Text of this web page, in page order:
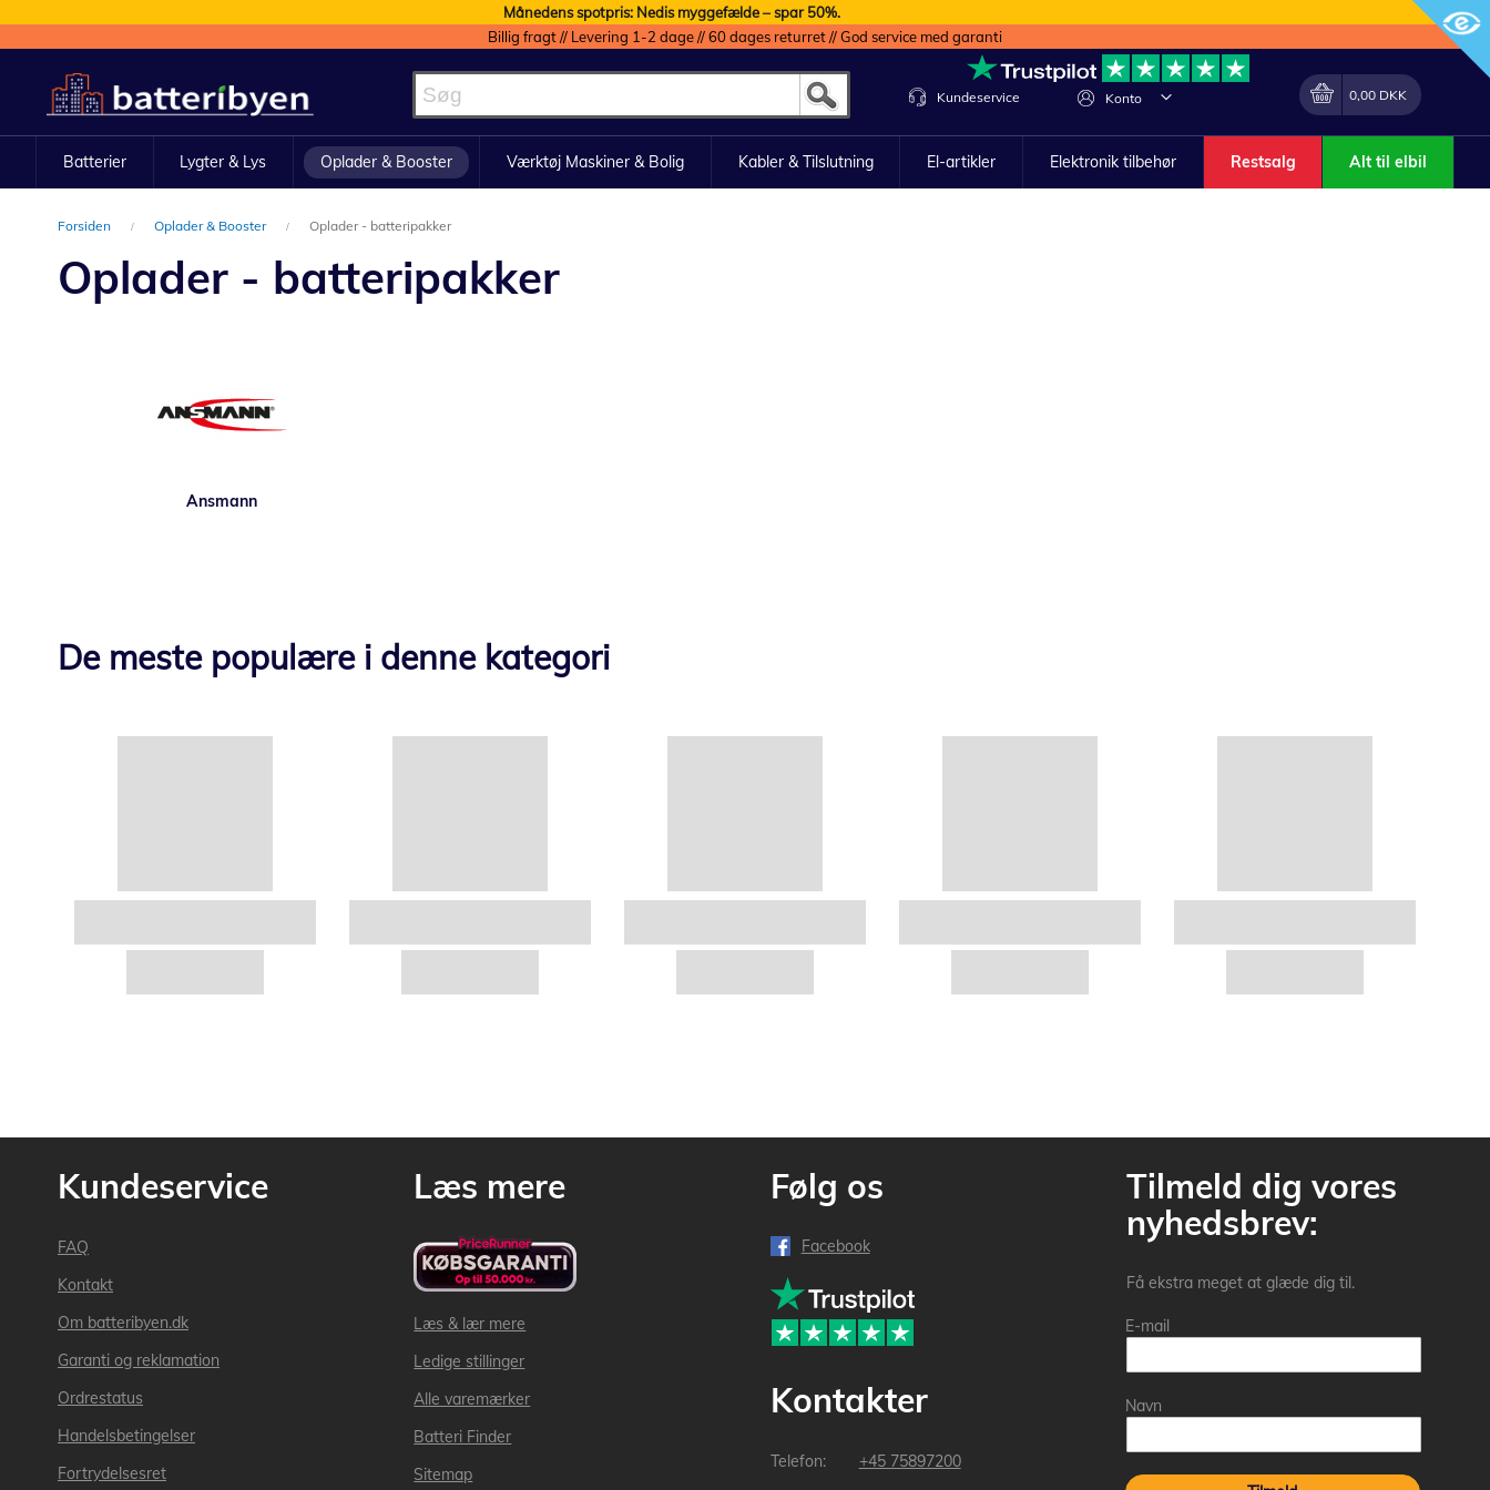
Månedens spotpris: Nedis myggefælde – spar 50%.
Billig fragt // Levering 1-2 dage // 60 dages returret // God service med garanti
to
Content
Konto
Lave
Min indkøbskurv
0,00 DKK
Kundeservice
Batterier Lygter & Lys Oplader & Booster Værktøj Maskiner & Bolig Kabler & Tilslutning El-artikler Elektronik tilbehør Restsalg Alt til elbil
Forsiden Oplader & Booster Oplader - batteripakker
Oplader - batteripakker
Ansmann
De meste populære i denne kategori
Kundeservice
FAQ
Kontakt
Om batteribyen.dk
Garanti og reklamation
Ordrestatus
Handelsbetingelser
Fortrydelsesret
Læs mere
Læs & lær mere
Ledige stillinger
Alle varemærker
Batteri Finder
Sitemap
Følg os
Facebook
Kontakter
+45 75897200
Tilmeld dig vores
nyhedsbrev:
Få ekstra meget at glæde dig til.
E-mail
Navn